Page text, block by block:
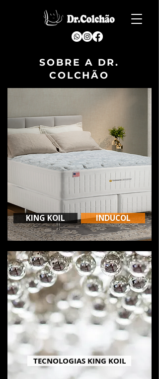
SOBRE A DR.
COLCHÃO
KING KOIL INDUCOL
TECNOLOGIAS KING KOIL